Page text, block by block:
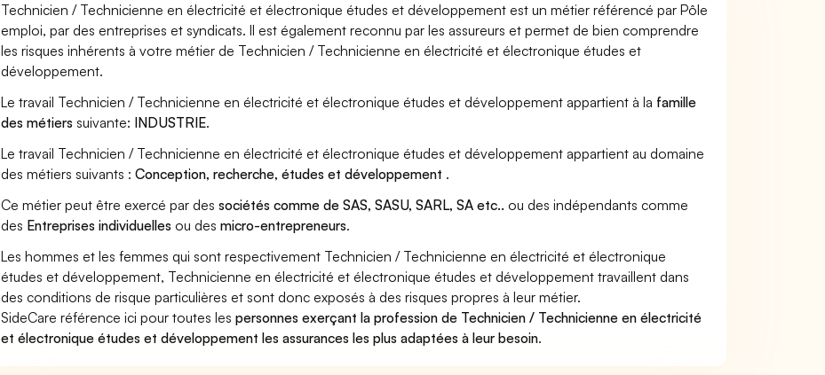
Technicien / Technicienne en électricité et électronique études et développement est un métier référencé par Pôle
emploi, par des entreprises et syndicats. Il est également reconnu par les assureurs et permet de bien comprendre
les risques inhérents à votre métier de Technicien / Technicienne en électricité et électronique études et
développement.
Le travail Technicien / Technicienne en électricité et électronique études et développement appartient à la famille
des métiers suivante: INDUSTRIE.
Le travail Technicien / Technicienne en électricité et électronique études et développement appartient au domaine
des métiers suivants :Conception, recherche, études et développement .
Ce métier peut être exercé par dessociétés comme de SAS, SASU, SARL, SA etc.. ou des indépendants comme
des Entreprises individuelles ou desmicro-entrepreneurs.
Les hommes et les femmes qui sont respectivement Technicien / Technicienne en électricité et électronique
études et développement, Technicienne en électricité et électronique études et développement travaillent dans
des conditions de risque particulières et sont donc exposés à des risques propres à leur métier.
SideCare référence ici pour toutes lespersonnes exerçant la profession de Technicien / Technicienne en électricité
et électronique études et développement les assurances les plus adaptées à leur besoin.